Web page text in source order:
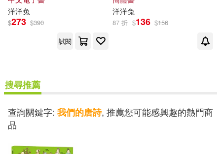
可超商取貨(3) 可海外宅配(3)
可港澳店取(3)
可菲律賓店取(3)
電子書 (可複選)
洋洋兔
$273 $390
試閱
洋洋兔
87 折 $136 $156
搜尋推薦
查詢關鍵字: 我們的唐詩, 推薦您可能感興趣的熱門商
品